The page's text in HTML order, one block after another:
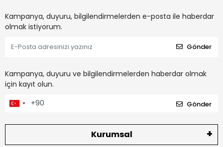
Kampanya, duyuru, bilgilendirmelerden e-posta ile haberdar
olmak istiyorum.
Gönder
Kampanya, duyuru ve bilgilendirmelerden haberdar olmak
için kayıt olun.
Gönder
Kurumsal